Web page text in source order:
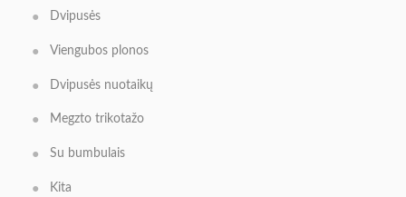
Dvipusės
Viengubos plonos
Dvipusės nuotaikų
Megzto trikotažo
Su bumbulais
Kita